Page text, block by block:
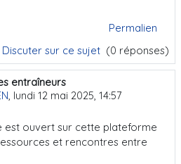
Permalien
Discuter sur ce sujet (0 réponses)
entraîneurs
lundi 12 mai 2025, 14:57
est ouvert sur cette plateforme
et rencontres entre